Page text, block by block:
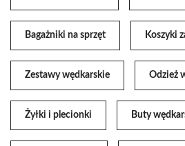
Bagażniki na sprzęt Koszyki
Zestawy wędkarskie Odzież
Żyłki i plecionki Buty